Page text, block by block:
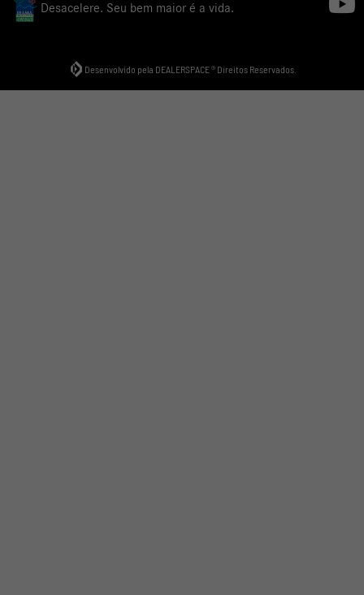
Desacelere. Seu bem maior é a vida.
Desenvolvido pela DEALERSPACE ® Direitos Reservados.